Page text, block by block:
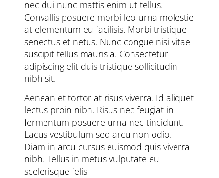
nec dui nunc mattis enim ut tellus.
Convallis posuere morbi leo urna molestie
at elementum eu facilisis. Morbi tristique
senectus et netus. Nunc congue nisi vitae
suscipit tellus mauris a. Consectetur
adipiscing elit duis tristique sollicitudin
nibh sit.
Aenean et tortor at risus viverra. Id aliquet
lectus proin nibh. Risus nec feugiat in
fermentum posuere urna nec tincidunt.
Lacus vestibulum sed arcu non odio.
Diam in arcu cursus euismod quis viverra
nibh. Tellus in metus vulputate eu
scelerisque felis.